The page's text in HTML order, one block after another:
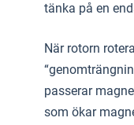
tänka på en
När rotorn
passerar
som ökar